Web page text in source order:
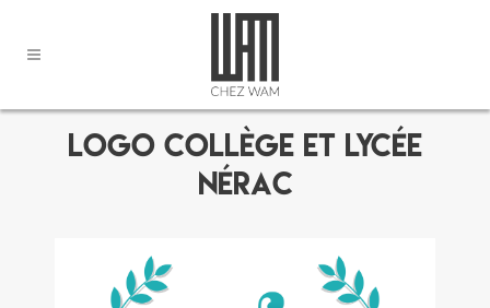
Logo collège et lycée
Nérac